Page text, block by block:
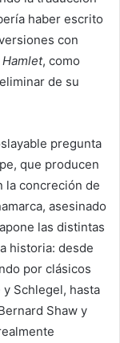
haber escrito
con
Hamlet, como
de su
pregunta
que producen
la concreción de
asesinado
las distintas
historia: desde
por clásicos
Schlegel, hasta
Shaw y